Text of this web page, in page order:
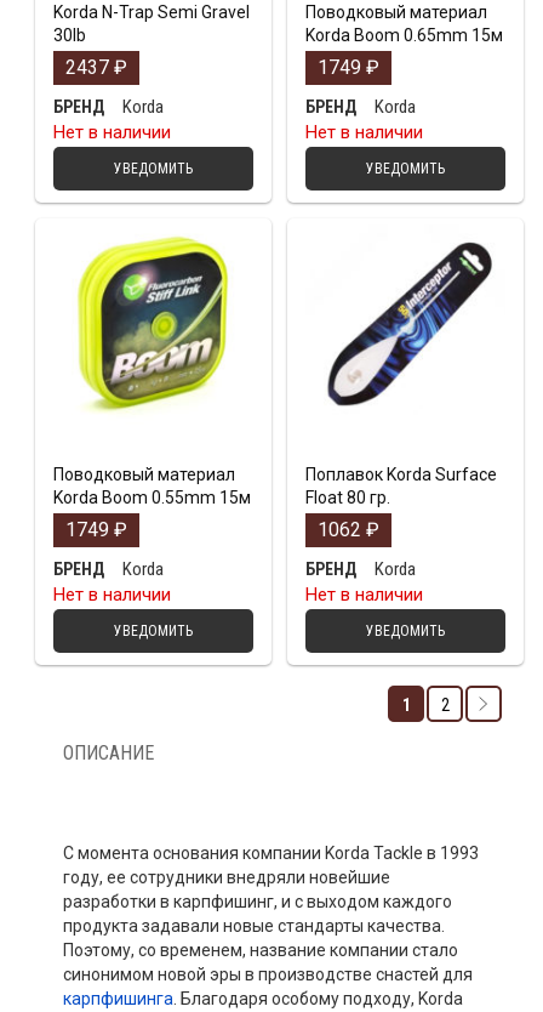
Korda N-Trap Semi Gravel
30lb
2437 ₽
БРЕНД
Korda
Нет в наличии
УВЕДОМИТЬ
Поводковый материал
Korda Boom 0.65mm 15м
1749 ₽
БРЕНД
Korda
Нет в наличии
УВЕДОМИТЬ
Поводковый материал
Korda Boom 0.55mm 15м
1749 ₽
БРЕНД
Korda
Нет в наличии
УВЕДОМИТЬ
Поплавок Korda Surface
Float 80 гр.
1062 ₽
БРЕНД
Korda
Нет в наличии
УВЕДОМИТЬ
1 2
ОПИСАНИЕ
С момента основания компании Korda Tackle в 1993
году, ее сотрудники внедряли новейшие
разработки в карпфишинг, и с выходом каждого
продукта задавали новые стандарты качества.
Поэтому, со временем, название компании стало
синонимом новой эры в производстве снастей для
карпфишинга. Благодаря особому подходу, Korda